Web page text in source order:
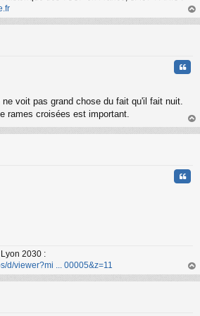
au
voit pas grand chose du fait qu'il fait nuit.
rames croisées est important.
au
2030 :
d/viewer?mi ... 00005&z=11
au